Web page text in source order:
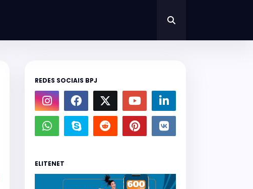
REDES SOCIAIS BPJ
ELITENET